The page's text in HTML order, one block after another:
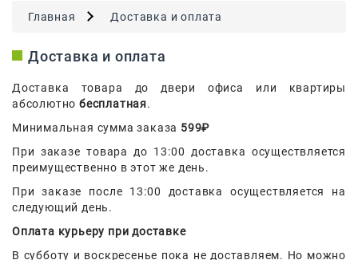
Для
Для
И
Тела
Малышей
Для
Мытья
И
Главная Доставка и оплата
Доставка и оплата
Доставка товара до двери офиса или квартиры
абсолютнобесплатная.
Минимальная сумма заказа 599₽
При заказе товара до 13:00 доставка осуществляется
преимущественно в этот же день.
При заказе после 13:00 доставка осуществляется на
следующий день.
Оплата курьеру при доставке
В субботу и воскресенье пока не доставляем. Но можно